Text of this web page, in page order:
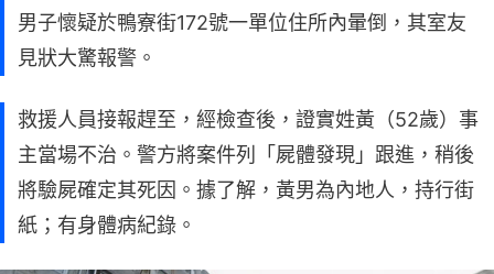
男子懷疑於鴨寮街172號一單位住所內暈倒，其室友
見狀大驚報警。
救援人員接報趕至，經檢查後，證實姓黃（52歲）事
主當場不治。警方將案件列「屍體發現」跟進，稍後
將驗屍確定其死因。據了解，黃男為內地人，持行街
紙；有身體病紀錄。